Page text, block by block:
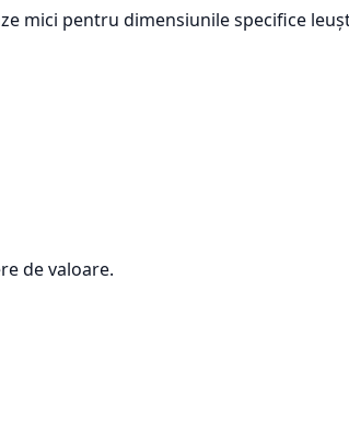
mici pentru dimensiunile specifice
de valoare.